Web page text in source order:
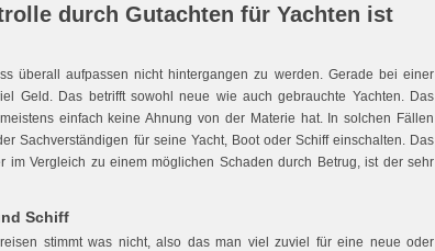
durch Gutachten für Yachten ist
überall aufpassen nicht hintergangen zu werden. Gerade bei einer
Geld. Das betrifft sowohl neue wie auch gebrauchte Yachten. Das
einfach keine Ahnung von der Materie hat. In solchen Fällen
Sachverständigen für seine Yacht, Boot oder Schiff einschalten. Das
im Vergleich zu einem möglichen Schaden durch Betrug, ist der sehr
Schiff
stimmt was nicht, also das man viel zuviel für eine neue oder